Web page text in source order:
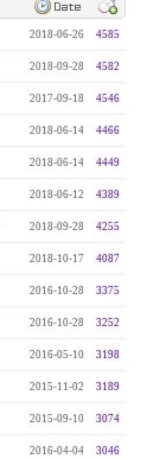
2018-06-26 4585
2018-09-28 4582
2017-09-18 4546
2018-06-14 4466
2018-06-14 4449
2018-06-12 4389
2018-09-28 4255
2018-10-17 4087
2016-10-28 3375
2016-10-28 3252
2016-05-10 3198
2015-11-02 3189
2015-09-10 3074
2016-04-04 3046